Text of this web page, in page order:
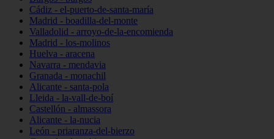
Cádiz - el-puerto-de-santa-maría
Madrid - boadilla-del-monte
Valladolid - arroyo-de-la-encomienda
Madrid - los-molinos
Huelva - aracena
Navarra - mendavia
Granada - monachil
Alicante - santa-pola
Lleida - la-vall-de-boí
Castellón - almassora
Alicante - la-nucia
León - priaranza-del-bierzo